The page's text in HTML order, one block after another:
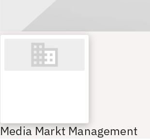
Media Markt Management